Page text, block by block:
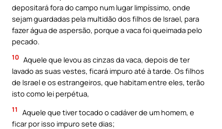
depositará fora do campo num lugar limpíssimo, onde
sejam guardadas pela multidão dos filhos de Israel, para
fazer água de aspersão, porque a vaca foi queimada pelo
pecado.
10 Aquele que levou as cinzas da vaca, depois de ter
lavado as suas vestes, ficará impuro até à tarde. Os filhos
de Israel e os estrangeiros, que habitam entre eles, terão
isto como lei perpétua,
11
Aquele que tiver tocado o cadáver de um homem, e
ficar por isso impuro sete dias;